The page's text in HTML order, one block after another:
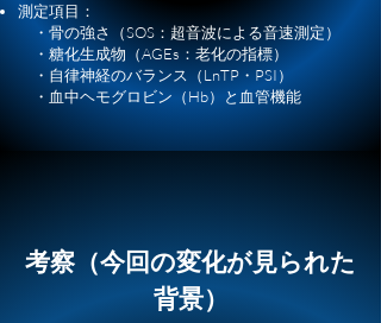
測定項目：
・骨の強さ（SOS：超音波による音速測定）
・糖化生成物（AGEs：老化の指標）
・自律神経のバランス（LnTP・PSI）
・血中ヘモグロビン（Hb）と血管機能
​考察（今回の変化が見られた
背景）